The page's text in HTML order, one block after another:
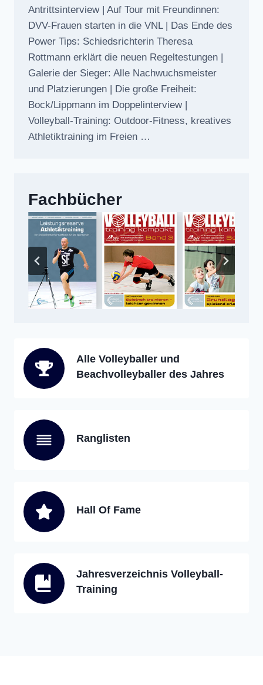
Antrittsinterview | Auf Tour mit Freundinnen:
DVV-Frauen starten in die VNL | Das Ende des
Power Tips: Schiedsrichterin Theresa
Rottmann erklärt die neuen Regeltestungen |
Galerie der Sieger: Alle Nachwuchsmeister
und Platzierungen | Die große Freiheit:
Bock/Lippmann im Doppelinterview |
Volleyball-Training: Outdoor-Fitness, kreatives
Athletiktraining im Freien …
Fachbücher
Alle Volleyballer und
Beachvolleyballer des Jahres
Ranglisten
Hall Of Fame
Jahresverzeichnis Volleyball-
Training